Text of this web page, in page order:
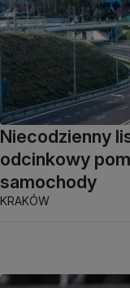
Niecodzienny
odcinkowy
samochody
KRAKÓW